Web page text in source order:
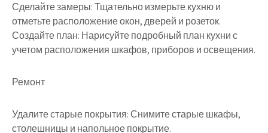
Сделайте замеры: Тщательно измерьте кухню и
отметьте расположение окон, дверей и розеток.
Создайте план: Нарисуйте подробный план кухни с
учетом расположения шкафов, приборов и освещения.
Ремонт
Удалите старые покрытия: Снимите старые шкафы,
столешницы и напольное покрытие.